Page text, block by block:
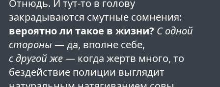
Отнюдь. И тут-то в голову
закрадываются смутные сомнения:
вероятно ли такое в жизни? С одной
стороны — да, вполне себе,
с другой же— когда жертв много, то
бездействие полиции выглядит